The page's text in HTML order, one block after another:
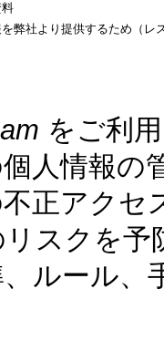
弊社より提供するため（
をご利
人情報の
正アクセ
スクを
ルール